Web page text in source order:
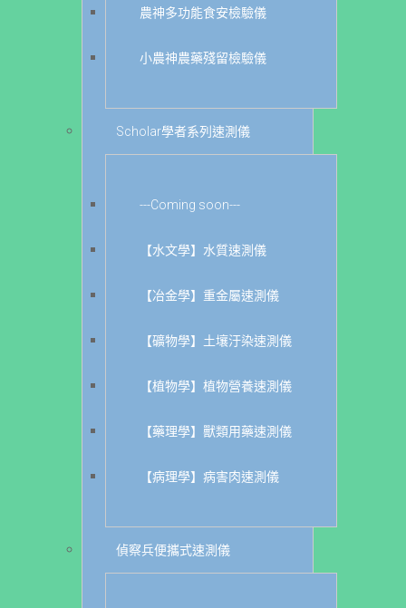
農神多功能食安檢驗儀
小農神農藥殘留檢驗儀
Scholar學者系列速測儀
---Coming soon---
【水文學】水質速測儀
【冶金學】重金屬速測儀
【礦物學】土壤汙染速測儀
【植物學】植物營養速測儀
【藥理學】獸類用藥速測儀
【病理學】病害肉速測儀
偵察兵便攜式速測儀